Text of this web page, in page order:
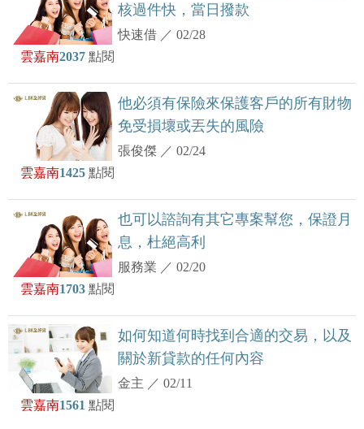
核過件快，當日撥款
快速借 ／02/28
雲嘉南2037 點閱
他必須有保險來保護客戶的所有財物
免受損壞或丟失的風險
張俊傑 ／02/24
雲嘉南1425 點閱
也可以諮詢有其它專案幫您，保證月
息，杜絕高利
服務業 ／02/20
雲嘉南1703 點閱
如何知道何時找到合適的交易，以及
關於新貸款的任何內容
金主 ／02/11
雲嘉南1561 點閱